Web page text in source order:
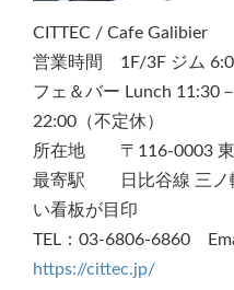
CITTEC / Cafe Galibier
営業時間 1F/3F ジム
フェ＆バー Lunch 11:30
22:00（不定休）
所在地 〒116-0003 東
最寄駅 日比谷線 三ノ
い看板が目印
TEL：03-6806-6860
https://cittec.jp/